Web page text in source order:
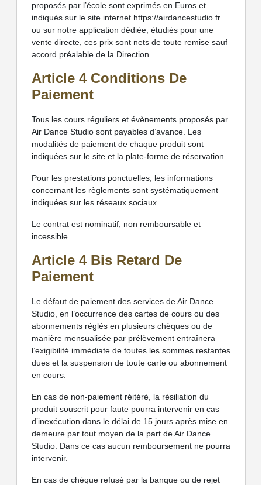
proposés par l’école sont exprimés en Euros et
indiqués sur le site internet https://airdancestudio.fr
ou sur notre application dédiée, étudiés pour une
vente directe, ces prix sont nets de toute remise sauf
accord préalable de la Direction.
Article 4 Conditions De
Paiement
Tous les cours réguliers et évènements proposés par
Air Dance Studio sont payables d’avance. Les
modalités de paiement de chaque produit sont
indiquées sur le site et la plate-forme de réservation.
Pour les prestations ponctuelles, les informations
concernant les règlements sont systématiquement
indiquées sur les réseaux sociaux.
Le contrat est nominatif, non remboursable et
incessible.
Article 4 Bis Retard De
Paiement
Le défaut de paiement des services de Air Dance
Studio, en l’occurrence des cartes de cours ou des
abonnements réglés en plusieurs chèques ou de
manière mensualisée par prélèvement entraînera
l’exigibilité immédiate de toutes les sommes restantes
dues et la suspension de toute carte ou abonnement
en cours.
En cas de non-paiement réitéré, la résiliation du
produit souscrit pour faute pourra intervenir en cas
d’inexécution dans le délai de 15 jours après mise en
demeure par tout moyen de la part de Air Dance
Studio. Dans ce cas aucun remboursement ne pourra
intervenir.
En cas de chèque refusé par la banque ou de rejet